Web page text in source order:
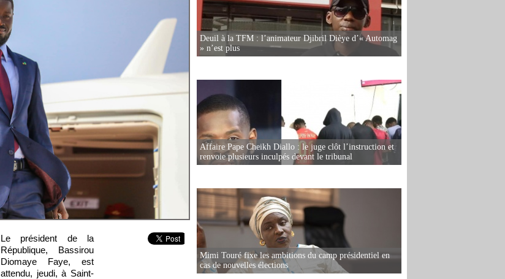
Le président de la
République, Bassirou
Diomaye Faye, est
attendu, jeudi, à Saint-
Deuil à la TFM : l’animateur Djibril Dièye d’« Automag
» n’est plus
Affaire Pape Cheikh Diallo : le juge clôt l’instruction et
renvoie plusieurs inculpés devant le tribunal
Mimi Touré fixe les ambitions du camp présidentiel en
cas de nouvelles élections